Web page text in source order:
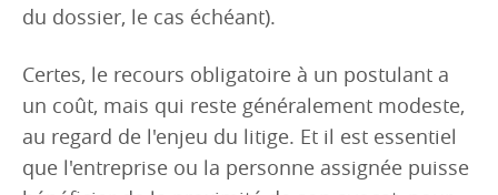
du dossier, le cas échéant).
Certes, le recours obligatoire à un postulant a
un coût, mais qui reste généralement modeste,
au regard de l'enjeu du litige. Et il est essentiel
que l'entreprise ou la personne assignée puisse